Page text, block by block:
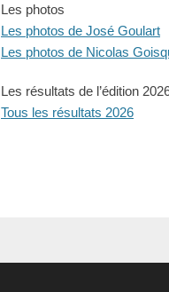
Les photos
Les photos de José Goulart
Les photos de Nicolas
Les résultats de l’édition
Tous les résultats 2026